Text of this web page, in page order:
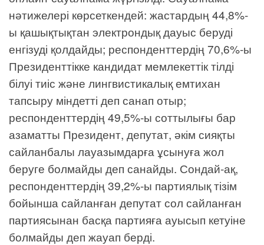
нәтижелері көрсеткендей: жастардың 44,8%-
ы қашықтықтан электрондық дауыс беруді
енгізуді қолдайды; респонденттердің 70,6%-ы
Президенттікке кандидат мемлекеттік тілді
білуі тиіс және лингвистикалық емтихан
тапсыру міндетті деп санап отыр;
респонденттердің 49,5%-ы соттылығы бар
азаматты Президент, депутат, әкім сияқты
сайланбалы лауазымдарға ұсынуға жол
беруге болмайды деп санайды. Сондай-ақ,
респонденттердің 39,2%-ы партиялық тізім
бойынша сайланған депутат сол сайланған
партиясынан басқа партияға ауысып кетуіне
болмайды деп жауап берді.